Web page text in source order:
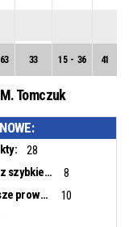
63 33 15 - 36 41
M. Tomczuk
28
Puntky z szybkiego ataku:
8
Najwyższe prowadzenie:
10